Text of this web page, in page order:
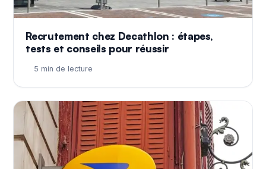
Recrutement chez Decathlon : étapes,
tests et conseils pour réussir
5 min de lecture